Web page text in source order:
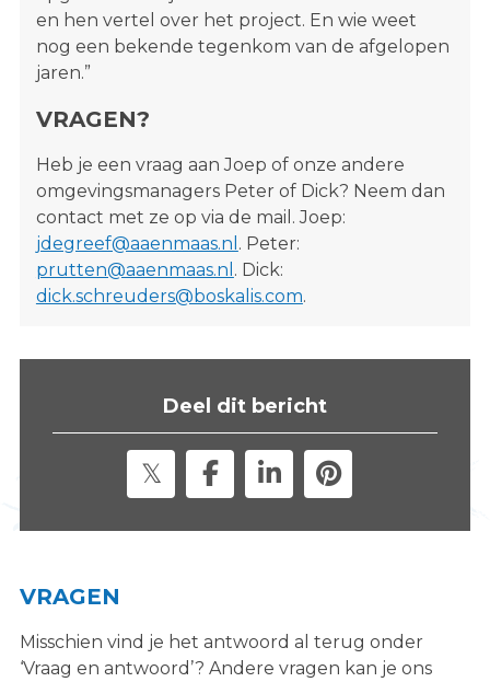
en hen vertel over het project. En wie weet
nog een bekende tegenkom van de afgelopen
jaren.”
VRAGEN?
Heb je een vraag aan Joep of onze andere
omgevingsmanagers Peter of Dick? Neem dan
contact met ze op via de mail. Joep:
jdegreef@aaenmaas.nl . Peter:
prutten@aaenmaas.nl . Dick:
dick.schreuders@boskalis.com.
Deel dit bericht
VRAGEN
Misschien vind je het antwoord al terug onder
‘Vraag en antwoord’? Andere vragen kan je ons